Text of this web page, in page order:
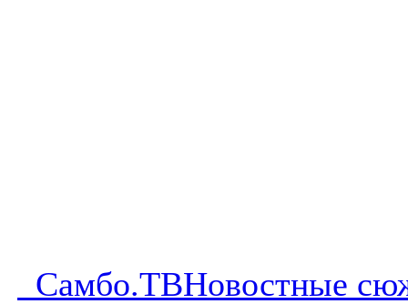
Самбо.ТВНовостные